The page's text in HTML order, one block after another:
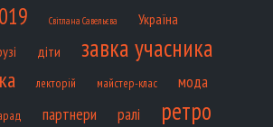
Світлана Савельєва Україна
діти завка учасника
лекторій майстер-клас мода
партнери ралі ретро